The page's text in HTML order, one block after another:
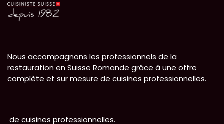
Nous accompagnons les professionnels de la
restauration en Suisse Romande grâce à une offre
complète et sur mesure de cuisines professionnelles.
de cuisines professionnelles.